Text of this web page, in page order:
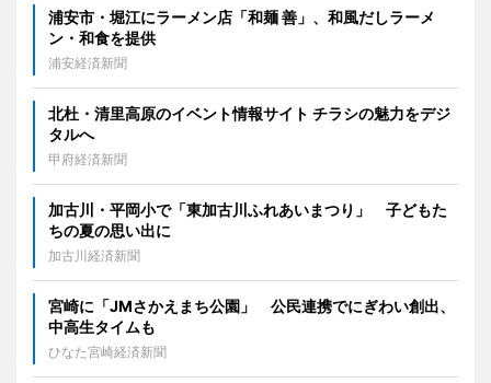
浦安市・堀江にラーメン店「和麺 善」、和風だしラーメ
ン・和食を提供
浦安経済新聞
北杜・清里高原のイベント情報サイト チラシの魅力をデジ
タルへ
甲府経済新聞
加古川・平岡小で「東加古川ふれあいまつり」 子どもた
ちの夏の思い出に
加古川経済新聞
宮崎に「JMさかえまち公園」 公民連携でにぎわい創出、
中高生タイムも
ひなた宮崎経済新聞